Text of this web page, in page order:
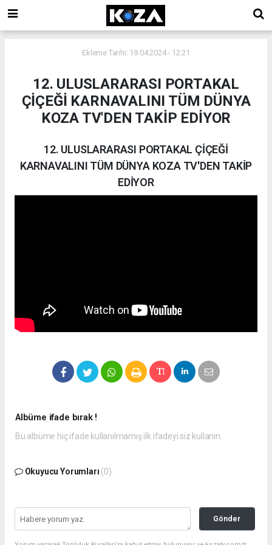
Ekleme Tarihi: 19.04.2024 - 12:21
12. ULUSLARARASI PORTAKAL
ÇİÇEĞİ KARNAVALINI TÜM DÜNYA
KOZA TV'DEN TAKİP EDİYOR
12. ULUSLARARASI PORTAKAL ÇİÇEĞİ
KARNAVALINI TÜM DÜNYA KOZA TV'DEN TAKİP
EDİYOR
Albüme ifade bırak !
Bu albüme hiç ifade kullanılmamış ilk ifadeyi siz kullanın.
Okuyucu Yorumları (0)
Gönder